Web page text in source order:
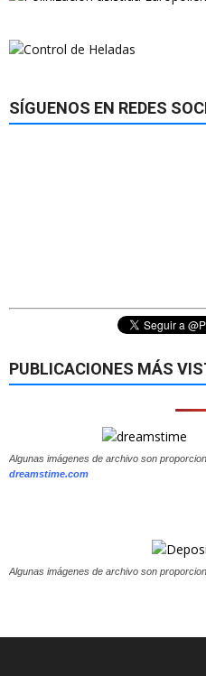
SÍGUENOS EN REDES
PUBLICACIONES MÁS
Algunas imágenes de archivo son
dreamstime.com
Algunas imágenes de archivo son